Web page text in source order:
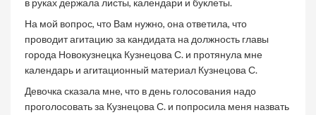
в руках держала листы, календари и буклеты.
На мой вопрос, что Вам нужно, она ответила, что
проводит агитацию за кандидата на должность главы
города Новокузнецка Кузнецова С. и протянула мне
календарь и агитационный материал Кузнецова С.
Девочка сказала мне, что в день голосования надо
проголосовать за Кузнецова С. и попросила меня назвать